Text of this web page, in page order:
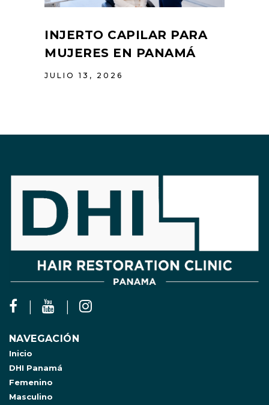
INJERTO CAPILAR PARA
MUJERES EN PANAMÁ
JULIO 13, 2026
NAVEGACIÓN
Inicio
DHI Panamá
Femenino
Masculino